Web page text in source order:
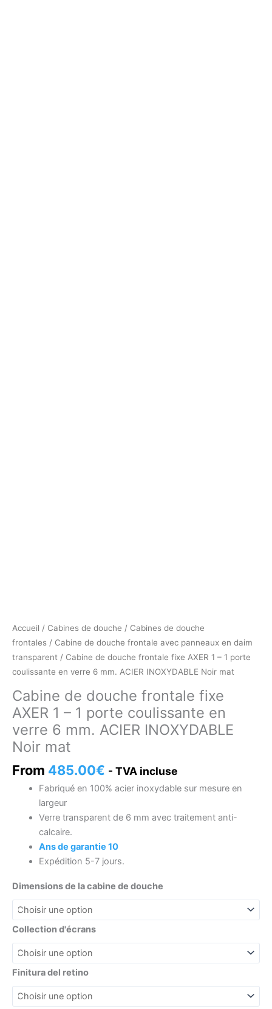
Accueil / Cabines de douche / Cabines de douche
frontales / Cabine de douche frontale avec panneaux en daim
transparent / Cabine de douche frontale fixe AXER 1 – 1 porte
coulissante en verre 6 mm. ACIER INOXYDABLE Noir mat
Cabine de douche frontale fixe
AXER 1 – 1 porte coulissante en
verre 6 mm. ACIER INOXYDABLE
Noir mat
From 485.00€ - TVA incluse
Fabriqué en 100% acier inoxydable sur mesure en
largeur
Verre transparent de 6 mm avec traitement anti-
calcaire.
Ans de garantie 10
Expédition 5-7 jours.
Dimensions de la cabine de douche
Collection d'écrans
Finitura del retino